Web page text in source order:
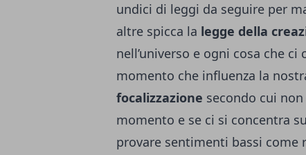
undici di leggi da seguire per
altre spicca la legge della
nell’universo e ogni cosa che
momento che influenza la
focalizzazione secondo cui
momento e se ci si concentra
provare sentimenti bassi come